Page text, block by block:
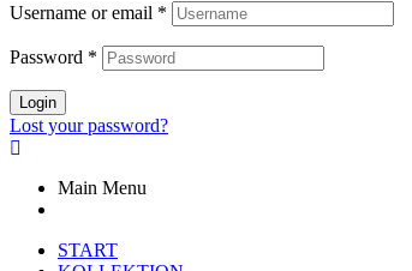
Username or email *
Password *
Login
Lost your password?
Main Menu
START